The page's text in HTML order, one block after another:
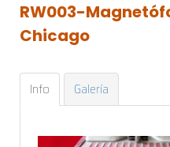
RW003-
Chicago
Info Galería